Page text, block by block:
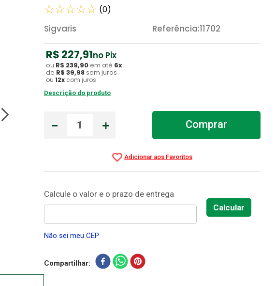
☆☆☆☆☆ (0)
Sigvaris Referência:11702
R$ 227,91no Pix
ou R$ 239,90em até 6x
de R$ 39,98 sem juros
ou 12x com juros
Descrição do produto
＋
－ Comprar
Não sei meu CEP
Compartilhar